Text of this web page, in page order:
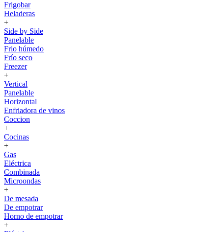
Frigobar
Heladeras
+
Side by Side
Panelable
Frio húmedo
Frío seco
Freezer
+
Vertical
Panelable
Horizontal
Enfriadora de vinos
Coccion
+
Cocinas
+
Gas
Eléctrica
Combinada
Microondas
+
De mesada
De empotrar
Horno de empotrar
+